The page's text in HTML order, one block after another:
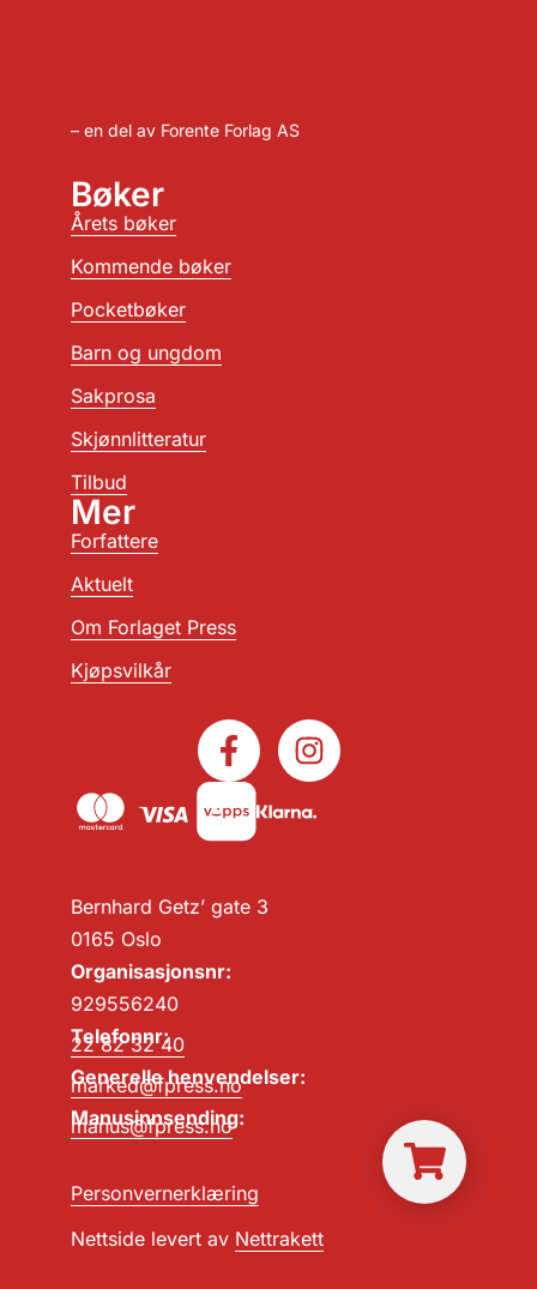
– en del av Forente Forlag AS
Bernhard Getz’ gate 3
0165 Oslo
Organisasjonsnr:
929556240
Telefonnr:
22 82 32 40
Generelle henvendelser:
marked@fpress.no
Manusinnsending:
manus@fpress.no
Personvernerklæring
Nettside levert av Nettrakett
Bøker
Årets bøker
Kommende bøker
Pocketbøker
Barn og ungdom
Sakprosa
Skjønnlitteratur
Tilbud
Mer
Forfattere
Aktuelt
Om Forlaget Press
Kjøpsvilkår